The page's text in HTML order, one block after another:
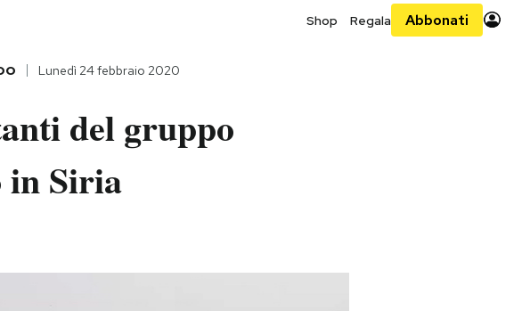
Shop Regala Abbonati
Lunedì 24 febbraio 2020
del gruppo
in Siria